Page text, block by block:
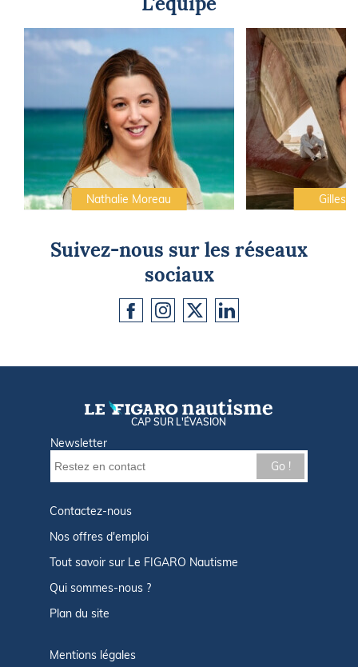
Nathalie Moreau Gilles
Suivez-nous sur les réseaux
sociaux
CAP SUR L'ÉVASION
Newsletter
Go !
Contactez-nous
Nos offres d'emploi
Tout savoir sur Le FIGARO Nautisme
Qui sommes-nous ?
Plan du site
Mentions légales